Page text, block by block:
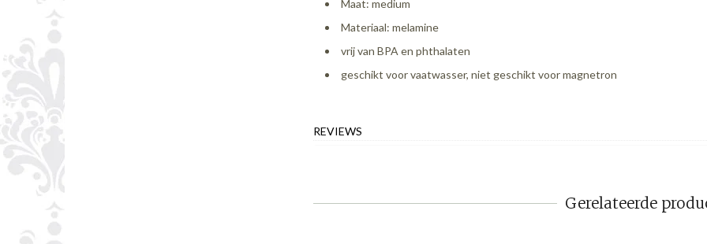
Maat: medium
Materiaal: melamine
vrij van BPA en phthalaten
geschikt voor vaatwasser, niet geschikt voor magnetron
REVIEWS
Gerelateerde